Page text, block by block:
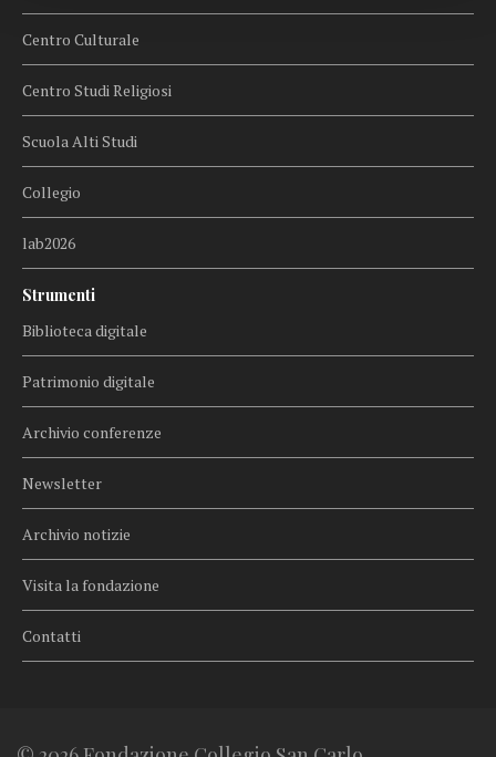
Centro Culturale
Centro Studi Religiosi
Scuola Alti Studi
Collegio
lab2026
Strumenti
Biblioteca digitale
Patrimonio digitale
Archivio conferenze
Newsletter
Archivio notizie
Visita la fondazione
Contatti